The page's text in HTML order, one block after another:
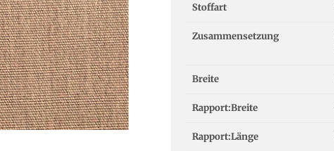
Stoffart
Zusammensetzung
Breite
Rapport:Breite
Rapport:Länge